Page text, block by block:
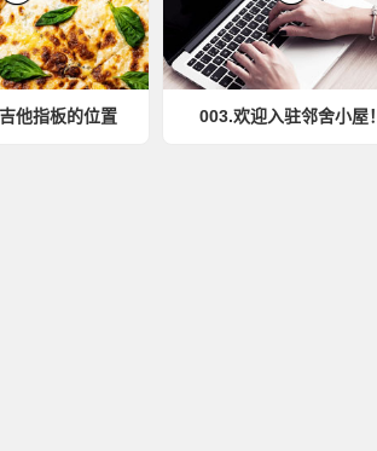
他指板的位置 003.欢迎入驻邻舍小屋！